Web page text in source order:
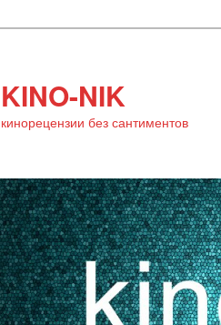
KINO-NIK
кинорецензии без сантиментов